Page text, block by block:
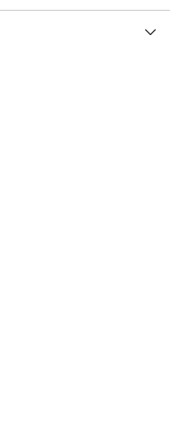
5000064739